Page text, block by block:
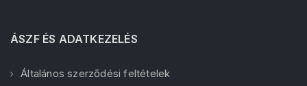
ÁSZF ÉS ADATKEZELÉS
Általános szerződési feltételek